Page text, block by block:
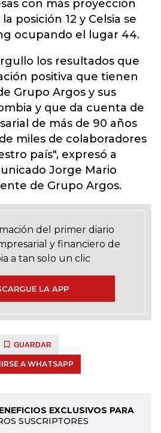
con más proyección
posición 12 y Celsia se
ocupando el lugar 44.
los resultados que
positiva que tienen
Grupo Argos y sus
y que da cuenta de
de más de 90 años
miles de colaboradores
país", expresó a
Jorge Mario
de Grupo Argos.
del primer diario
y financiero de
a tan solo un clic
LA APP
GUARDAR
A WHATSAPP
EXCLUSIVOS PARA
SUSCRIPTORES